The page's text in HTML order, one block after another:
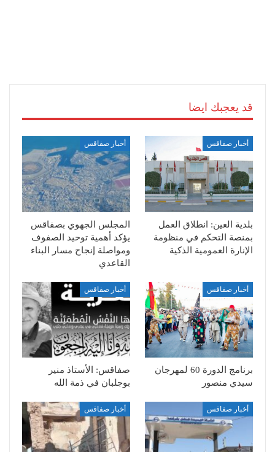
قد يعجبك ايضا
أخبار صفاقس
بلدية العين: انطلاق العمل
بمنصة التحكم في منظومة
الإنارة العمومية الذكية
أخبار صفاقس
المجلس الجهوي بصفاقس
يؤكد أهمية توحيد الصفوف
ومواصلة إنجاح مسار البناء
القاعدي
أخبار صفاقس
برنامج الدورة 60 لمهرجان
سيدي منصور
أخبار صفاقس
صفاقس: الأستاذ منير
بوجلبان في ذمة الله
أخبار صفاقس أخبار صفاقس